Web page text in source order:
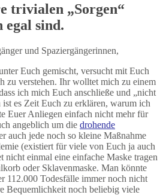
trivialen „Sorgen“
egal sind.
und Spaziergängerinnen,
Euch gemischt, versucht mit Euch
zu verstehen. Ihr wolltet mich zu einem
ich mich Euch anschließe und „nicht
es Zeit Euch zu erklären, warum ich
Euer Anliegen einfach nicht mehr für
angeblich um die drohende
auch jede noch so kleine Maßnahme
(existiert für viele von Euch ja auch
einmal eine einfache Maske tragen
oder Sklavenmaske. Man könnte
112.000 Todesfälle immer noch nicht
Bequemlichkeit noch beliebig viele